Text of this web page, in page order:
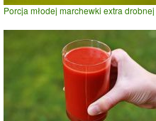
Porcja młodej marchewki extra drobnej